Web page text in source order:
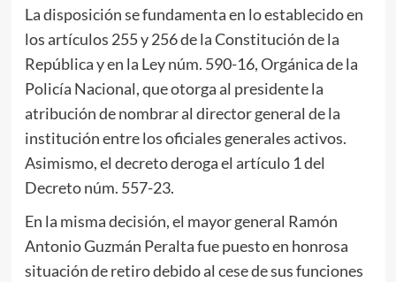
La disposición se fundamenta en lo establecido en
los artículos 255 y 256 de la Constitución de la
República y en la Ley núm. 590-16, Orgánica de la
Policía Nacional, que otorga al presidente la
atribución de nombrar al director general de la
institución entre los oficiales generales activos.
Asimismo, el decreto deroga el artículo 1 del
Decreto núm. 557-23.
En la misma decisión, el mayor general Ramón
Antonio Guzmán Peralta fue puesto en honrosa
situación de retiro debido al cese de sus funciones